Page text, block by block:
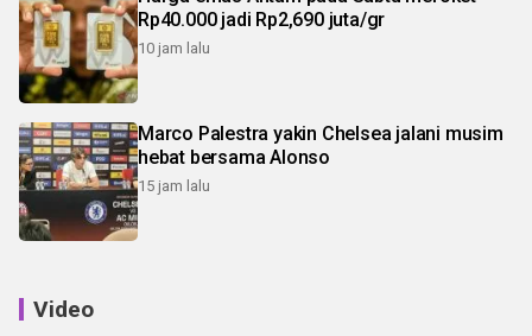
Rp40.000 jadi Rp2,690 juta/gr
10 jam lalu
Marco Palestra yakin Chelsea jalani musim
hebat bersama Alonso
15 jam lalu
Video